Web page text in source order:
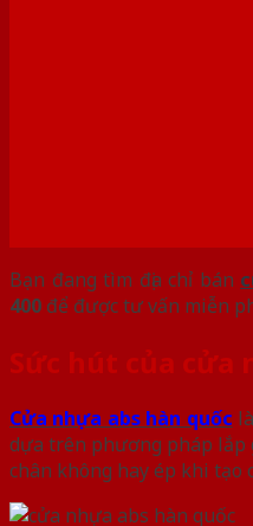
Bạn đang tìm địa chỉ bán
400 để được tư vấn miễn
Sức hút của cửa
Cửa nhựa abs hàn quốc
dựa trên phương pháp lắp
chân không hay ép khi tạo